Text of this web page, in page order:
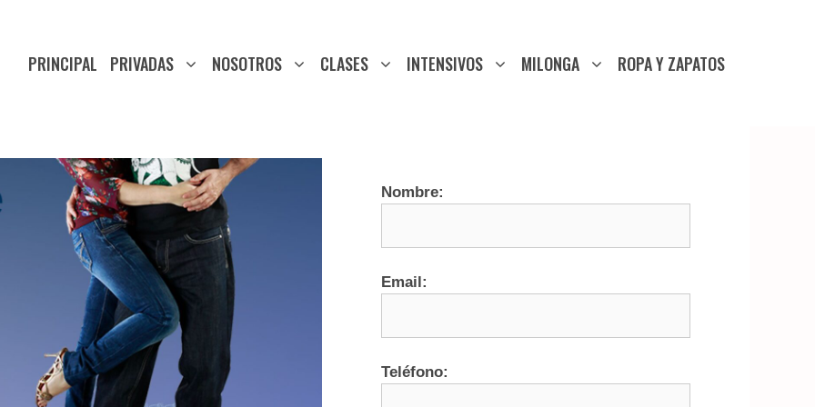
PRINCIPAL PRIVADAS NOSOTROS CLASES INTENSIVOS MILONGA ROPA Y ZAPATOS
Nombre:
Email:
Teléfono: